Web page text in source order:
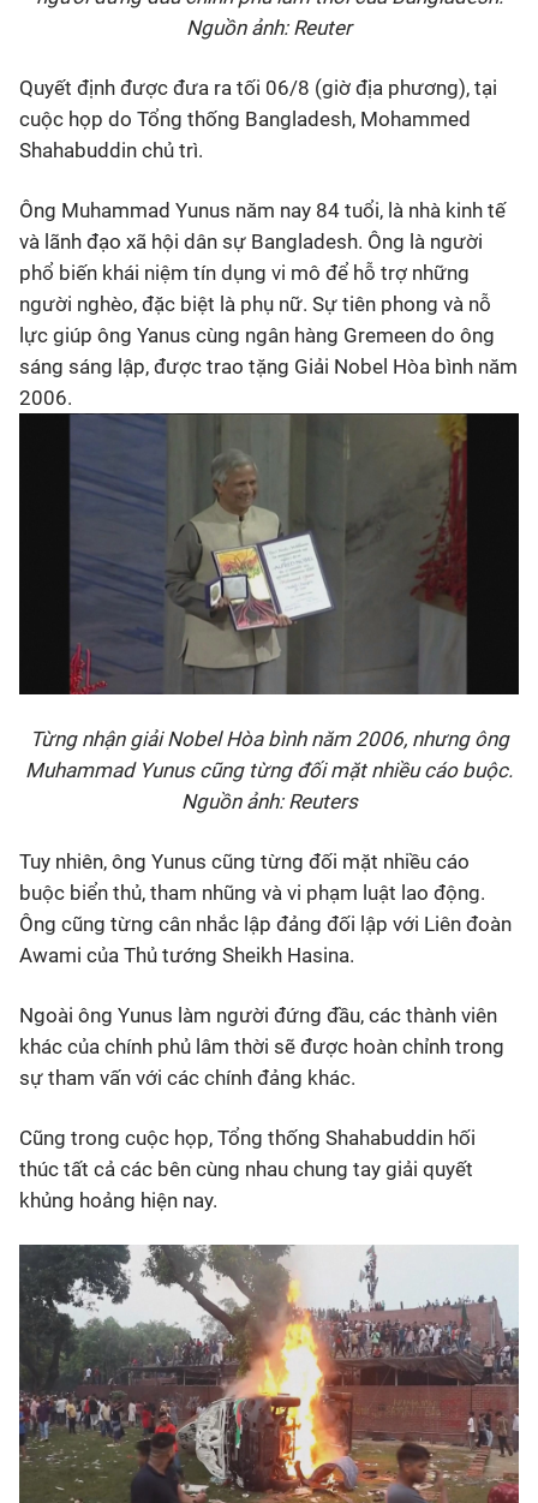
Nguồn ảnh: Reuter
Quyết định được đưa ra tối 06/8 (giờ địa phương), tại
cuộc họp do Tổng thống Bangladesh, Mohammed
Shahabuddin chủ trì.
Ông Muhammad Yunus năm nay 84 tuổi, là nhà kinh tế
và lãnh đạo xã hội dân sự Bangladesh. Ông là người
phổ biến khái niệm tín dụng vi mô để hỗ trợ những
người nghèo, đặc biệt là phụ nữ. Sự tiên phong và nỗ
lực giúp ông Yanus cùng ngân hàng Gremeen do ông
sáng sáng lập, được trao tặng Giải Nobel Hòa bình năm
2006.
Từng nhận giải Nobel Hòa bình năm 2006, nhưng ông
Muhammad Yunus cũng từng đối mặt nhiều cáo buộc.
Nguồn ảnh: Reuters
Tuy nhiên, ông Yunus cũng từng đối mặt nhiều cáo
buộc biển thủ, tham nhũng và vi phạm luật lao động.
Ông cũng từng cân nhắc lập đảng đối lập với Liên đoàn
Awami của Thủ tướng Sheikh Hasina.
Ngoài ông Yunus làm người đứng đầu, các thành viên
khác của chính phủ lâm thời sẽ được hoàn chỉnh trong
sự tham vấn với các chính đảng khác.
Cũng trong cuộc họp, Tổng thống Shahabuddin hối
thúc tất cả các bên cùng nhau chung tay giải quyết
khủng hoảng hiện nay.